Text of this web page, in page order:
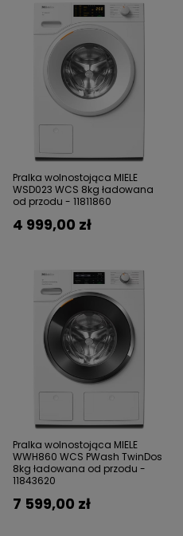
Pralka wolnostojąca MIELE
WSD023 WCS 8kg ładowana
od przodu - 11811860
4 999,00 zł
Pralka wolnostojąca MIELE
WWH860 WCS PWash TwinDos
8kg ładowana od przodu -
11843620
7 599,00 zł